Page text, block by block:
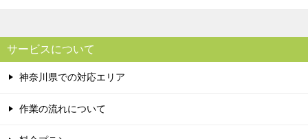
サービスについて
神奈川県での対応エリア
作業の流れについて